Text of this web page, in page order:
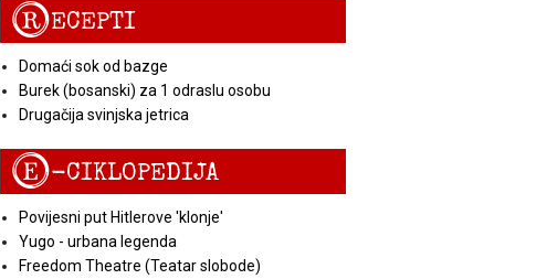
RECEPTI
Domaći sok od bazge
Burek (bosanski) za 1 odraslu osobu
Drugačija svinjska jetrica
E-CIKLOPEDIJA
Povijesni put Hitlerove 'klonje'
Yugo - urbana legenda
Freedom Theatre (Teatar slobode)